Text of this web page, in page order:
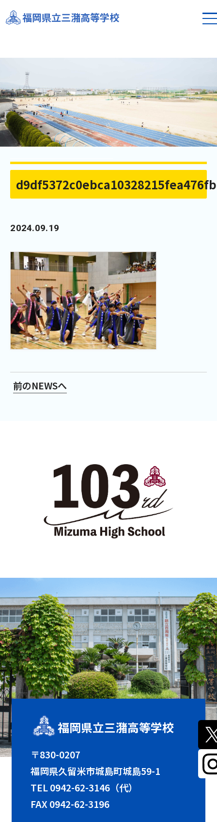
福岡県立三潴高等学校
2024.09.19
前のNEWSへ
福岡県立三潴高等学校
〒830-0207
福岡県久留米市城島町城島59-1
TEL0942-62-3146（代）
FAX 0942-62-3196